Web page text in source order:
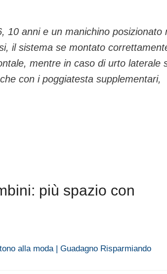
10 anni e un manichino posizionato
il sistema se montato
mentre in caso di urto laterale
con i poggiatesta supplementari,
più spazio con
alla moda | Guadagno Risparmiando